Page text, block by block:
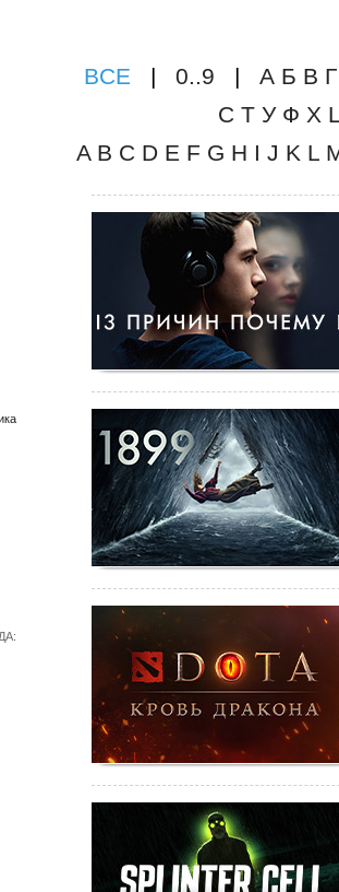
ВCE | 0..9 | А Б В Г
С Т У Ф Х
A B C D E F G H I J K L